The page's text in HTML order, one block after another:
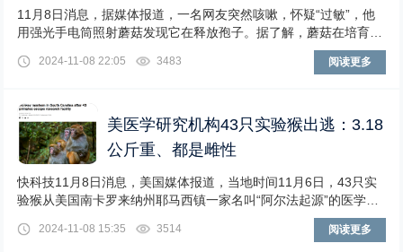
11月8日消息，据媒体报道，一名网友突然咳嗽，怀疑“过敏”，他
用强光手电筒照射蘑菇发现它在释放孢子。据了解，蘑菇在培育过
2024-11-08 22:05 3483 阅读更多
美医学研究机构43只实验猴出逃：3.18
公斤重、都是雌性
快科技11月8日消息，美国媒体报道，当地时间11月6日，43只实
验猴从美国南卡罗来纳州耶马西镇一家名叫“阿尔法起源”的医学研
2024-11-08 15:35 3514 阅读更多